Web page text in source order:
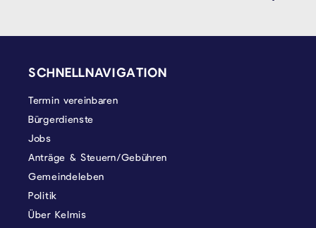
SCHNELLNAVIGATION
Termin vereinbaren
Bürgerdienste
Jobs
Anträge & Steuern/Gebühren
Gemeindeleben
Politik
Über Kelmis